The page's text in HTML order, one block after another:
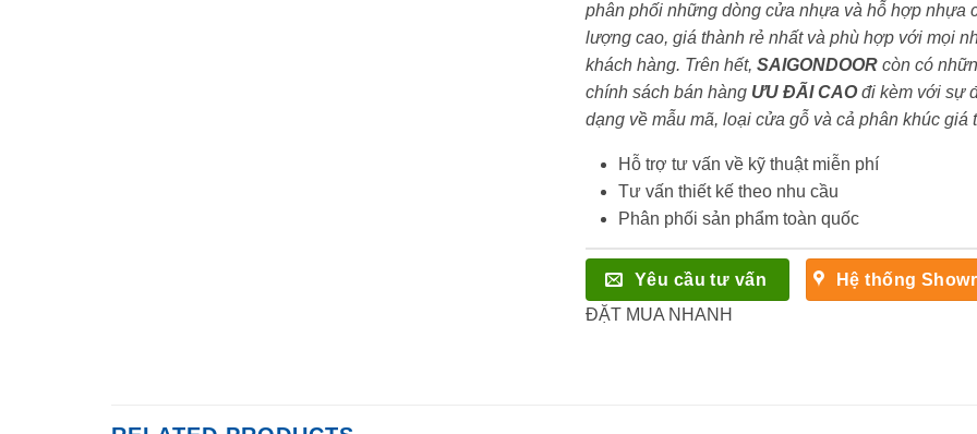
phân phối những dòng cửa nhựa và hỗ hợp nhựa
lượng cao, giá thành rẻ nhất và phù hợp với mọi
khách hàng. Trên hết, SAIGONDOORcòn có
chính sách bán hàng ƯU ĐÃI CAOđi kèm với sự
dạng về mẫu mã, loại cửa gỗ và cả phân khúc giá
Hỗ trợ tư vấn về kỹ thuật miễn phí
Tư vấn thiết kế theo nhu cầu
Phân phối sản phẩm toàn quốc
Yêu cầu tư vấn
Hệ thống
ĐẶT MUA NHANH